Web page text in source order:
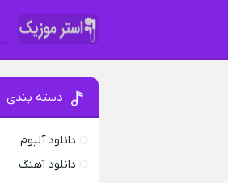
دسته بندی
دانلود آلبوم
دانلود آهنگ